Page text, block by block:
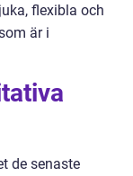
flexibla och
är i
de senaste